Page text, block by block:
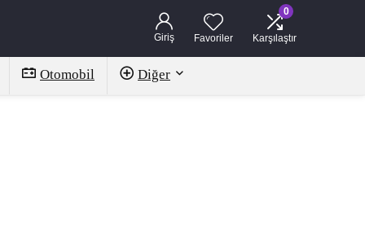
Giriş Favoriler
0
Karşılaştır
Otomobil Diğer